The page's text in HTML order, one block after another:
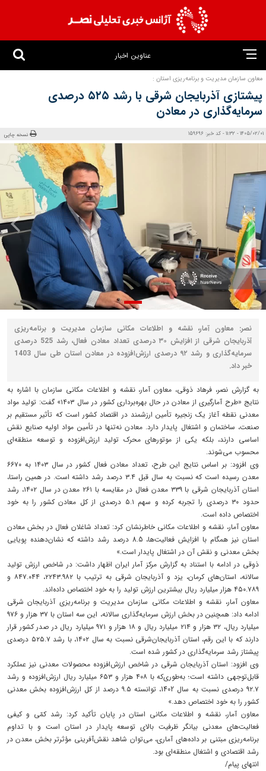
عناوین اخبار
معاون سازمان مدیریت و برنامه‌ریزی استان :
پیشتازی آذربایجان شرقی با رشد ۵۲۵ درصدی
سرمایه‌گذاری در معادن
1405/02/01 - 11:32 - کد خبر: 159696 نسخه چاپی
نصر: معاون آمار، نقشه و اطلاعات مکانی سازمان مدیریت و برنامه‌ریزی
آذربایجان شرقی از افزایش ۳۰ درصدی تعداد معادن فعال، رشد 525 درصدی
سرمایه‌گذاری و رشد ۹۲ درصدی ارزش‌افزوده در معادن استان طی سال 1403
خبر داد.
به گزارش نصر، فرهاد ذوقی، معاون آمار، نقشه و اطلاعات مکانی سازمان با اشاره به
نتایج «طرح آمارگیری از معادن در حال بهره‌برداری کشور در سال ۱۴۰۳» گفت: تولید مواد
معدنی نقطه آغاز یک زنجیره تأمین ارزشمند در اقتصاد کشور است که تأثیر مستقیم بر
صنعت، ساختمان و اشتغال پایدار دارد. معادن نه‌تنها در تأمین مواد اولیه صنایع نقش
اساسی دارند، بلکه یکی از موتورهای محرک تولید ارزش‌افزوده و توسعه منطقه‌ای
محسوب می‌شوند.
وی افزود: بر اساس نتایج این طرح، تعداد معادن فعال کشور در سال ۱۴۰۳ به ۶۶۷۰
معدن رسیده است که نسبت به سال قبل ۳.۴ درصد رشد داشته است. در همین راستا،
استان آذربایجان شرقی با ۳۳۹ معدن فعال در مقایسه با ۲۶۱ معدن در سال ۱۴۰۲، رشد
حدود ۳۰ درصدی را تجربه کرده و سهم ۵.۱ درصدی از کل معادن کشور را به خود
اختصاص داده است.
معاون آمار، نقشه و اطلاعات مکانی خاطرنشان کرد: تعداد شاغلان فعال در بخش معادن
استان نیز همگام با افزایش فعالیت‌ها، 8.5 درصد رشد داشته که نشان‌دهنده پویایی
بخش معدنی و نقش آن در اشتغال پایدار است.»
ذوقی در ادامه با استناد به گزارش مرکز آمار ایران اظهار داشت: در شاخص ارزش تولید
سالانه، استان‌های کرمان، یزد و آذربایجان شرقی به ترتیب با ۲۲۴۳.۹۸۲، ۸۴۷.۰۴۴ و
۴۵۰.۷۸۹ هزار میلیارد ریال بیشترین ارزش تولید را به خود اختصاص داده‌اند.
معاون آمار، نقشه و اطلاعات مکانی سازمان مدیریت و برنامه‌ریزی آذربایجان شرقی
ادامه داد: همچنین در بخش ارزش سرمایه‌گذاری سالانه، این سه استان با ۳۷ هزار و ۹۷۶
میلیارد ریال، ۳۲ هزار و ۲۱۴ میلیارد ریال و ۱۸ هزار و ۹۷۱ میلیارد ریال در صدر کشور قرار
دارند که با این رقم، استان آذربایجان‌شرقی نسبت به سال ۱۴۰۲، با رشد ۵۲۵.۷ درصدی
پیشتاز رشد سرمایه‌گذاری در کشور شده است.
وی افزود: استان آذربایجان شرقی در شاخص ارزش‌افزوده محصولات معدنی نیز عملکرد
قابل‌توجهی داشته است؛ به‌طوری‌که با ۴۰۸ هزار و ۶۵۳ میلیارد ریال ارزش‌افزوده و رشد
۹۲.۷ درصدی نسبت به سال 1402، توانسته ۹.۵ درصد از کل ارزش‌افزوده بخش معدنی
کشور را به خود اختصاص دهد.»
معاون آمار، نقشه و اطلاعات مکانی استان در پایان تأکید کرد: رشد کمّی و کیفی
فعالیت‌های معدنی بیانگر ظرفیت بالای توسعه پایدار در استان است و با تداوم
برنامه‌ریزی مبتنی بر داده‌های آماری، می‌توان شاهد نقش‌آفرینی مؤثرتر بخش معدن در
رشد اقتصادی و اشتغال منطقه‌ای بود.
انتهای پیام/